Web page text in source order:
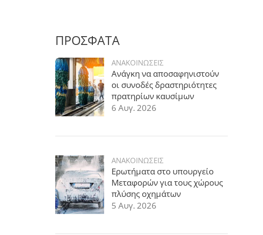
ΠΡΟΣΦΑΤΑ
ΑΝΑΚΟΙΝΩΣΕΙΣ
Ανάγκη να αποσαφηνιστούν
οι συνοδές δραστηριότητες
πρατηρίων καυσίμων
6 Αυγ. 2026
ΑΝΑΚΟΙΝΩΣΕΙΣ
Ερωτήματα στο υπουργείο
Μεταφορών για τους χώρους
πλύσης οχημάτων
5 Αυγ. 2026